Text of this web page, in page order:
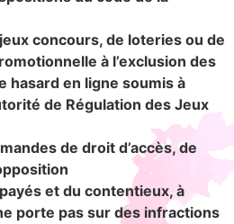
concours, de loteries ou de
à l’exclusion des
hasard en ligne soumis à
de Régulation des Jeux
de droit d’accès, de
et du contentieux, à
porte pas sur des infractions